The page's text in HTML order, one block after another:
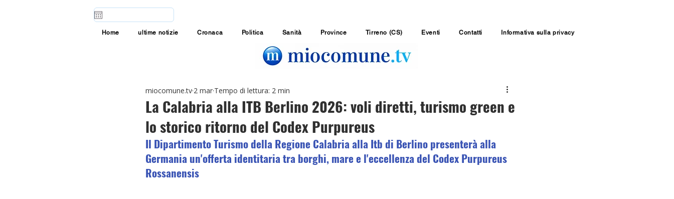
Home ultime notizie Cronaca Politica Sanità Province Tirreno (CS) Eventi Contatti Informativa sulla privacy
La Calabria alla ITB Berlino 2026: voli diretti, turismo green e
lo storico ritorno del Codex Purpureus
miocomune.tv 2 mar Tempo di lettura: 2 min
Il Dipartimento Turismo della Regione Calabria alla Itb di Berlino presenterà alla
Germania un'offerta identitaria tra borghi, mare e l'eccellenza del Codex Purpureus
Rossanensis